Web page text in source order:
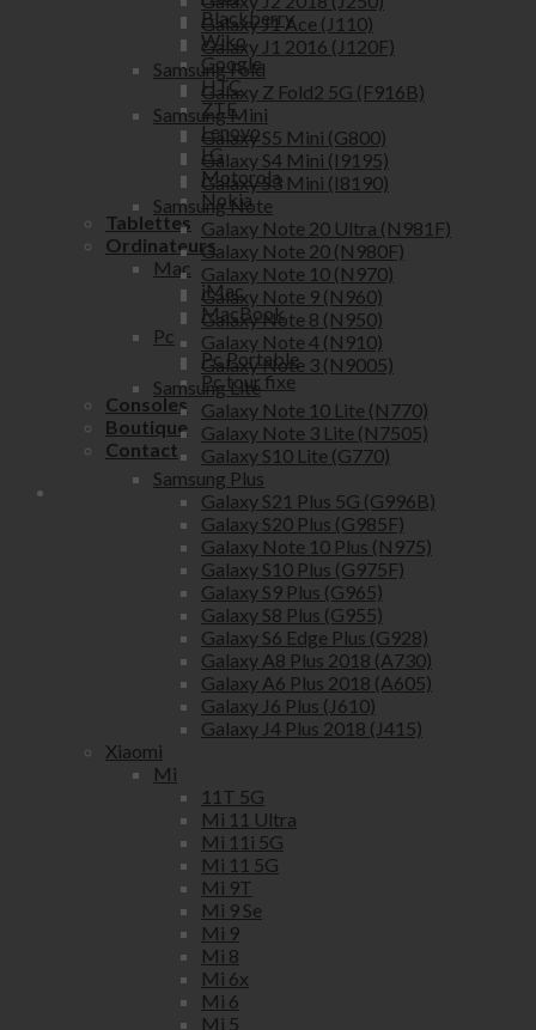
Blackberry
Wiko
Google
HTC
ZTE
Lenovo
LG
Motorola
Nokia
Tablettes
Ordinateurs
Mac
iMac
MacBook
Pc
Pc Portable
Pc tour fixe
Consoles
Boutique
Contact
Galaxy J1 Ace (J110)
Galaxy J1 2016 (J120F)
Samsung Fold
Galaxy Z Fold2 5G (F916B)
Samsung Mini
Galaxy S5 Mini (G800)
Galaxy S4 Mini (I9195)
Galaxy S3 Mini (I8190)
Samsung Note
Galaxy Note 20 Ultra (N981F)
Galaxy Note 20 (N980F)
Galaxy Note 10 (N970)
Galaxy Note 9 (N960)
Galaxy Note 8 (N950)
Galaxy Note 4 (N910)
Galaxy Note 3 (N9005)
Samsung Lite
Galaxy Note 10 Lite (N770)
Galaxy Note 3 Lite (N7505)
Galaxy S10 Lite (G770)
Samsung Plus
Galaxy S21 Plus 5G (G996B)
Galaxy S20 Plus (G985F)
Galaxy Note 10 Plus (N975)
Galaxy S10 Plus (G975F)
Galaxy S9 Plus (G965)
Galaxy S8 Plus (G955)
Galaxy S6 Edge Plus (G928)
Galaxy A8 Plus 2018 (A730)
Galaxy A6 Plus 2018 (A605)
Galaxy J6 Plus (J610)
Galaxy J4 Plus 2018 (J415)
Xiaomi
Mi
11T 5G
Mi 11 Ultra
Mi 11i 5G
Mi 11 5G
Mi 9T
Mi 9 Se
Mi 9
Mi 8
Mi 6x
Mi 6
Mi 5